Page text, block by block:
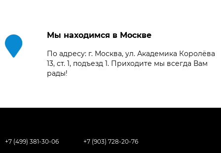
Мы находимся в Москве
По адресу: г. Москва, ул. Академика Королёва
13, ст. 1, подъезд 1. Приходите мы всегда Вам
рады!
+7 (499) 381-30-06 +7 (903) 728-20-76